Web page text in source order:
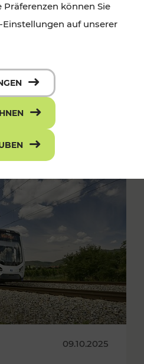
09.10.2025
können Sie
auf unserer